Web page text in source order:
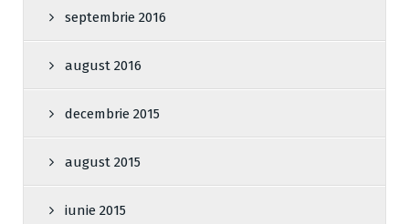
septembrie 2016
august 2016
decembrie 2015
august 2015
iunie 2015